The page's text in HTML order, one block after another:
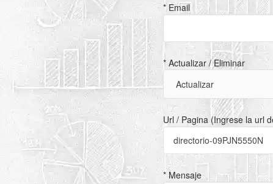
* Email
* Actualizar / Eliminar
Url / Pagina (Ingrese la url
* Mensaje